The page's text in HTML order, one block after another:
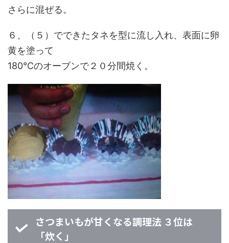
さらに混ぜる。
６、（５）でできたタネを型に流し入れ、表面に卵
黄を塗って
180℃のオーブンで２０分間焼く。
さつまいもが甘くなる調理法 ３位は
「炊く」